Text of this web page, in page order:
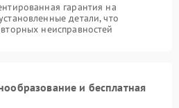
гарантия на
детали, что
неисправностей
и бесплатная